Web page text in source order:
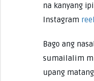
na kanyang
Instagram reel
Bago ang
sumailalim
upang